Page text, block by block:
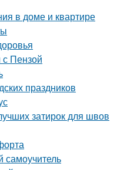
в доме и квартире
Пензой
праздников
затирок для швов